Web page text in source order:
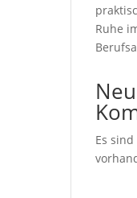
Ruhe
Es